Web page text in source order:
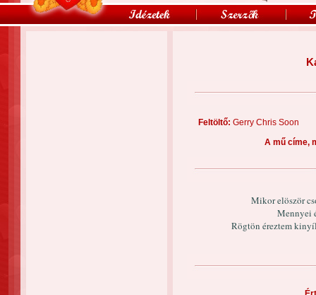
Feltöltő: Gerry Chris
A mű címe,
Mikor elöször
Mennyei
Rögtön éreztem